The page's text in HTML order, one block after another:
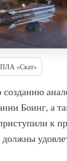
«Скат»
Боинг, а
к